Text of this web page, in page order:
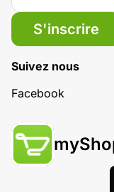
S'inscrire
Suivez nous
Facebook